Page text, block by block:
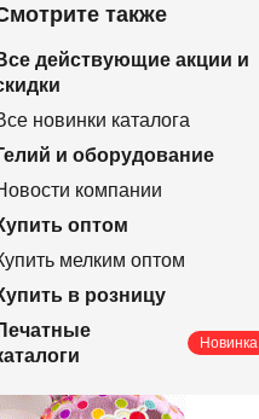
также
действующие акции и
новинки каталога
и оборудование
компании
оптом
мелким оптом
в розницу
Новинка